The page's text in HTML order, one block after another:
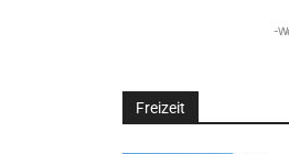
-
Freizeit